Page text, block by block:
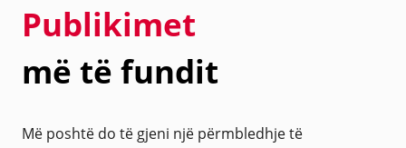
Publikimet
më të fundit
Më poshtë do të gjeni një përmbledhje të